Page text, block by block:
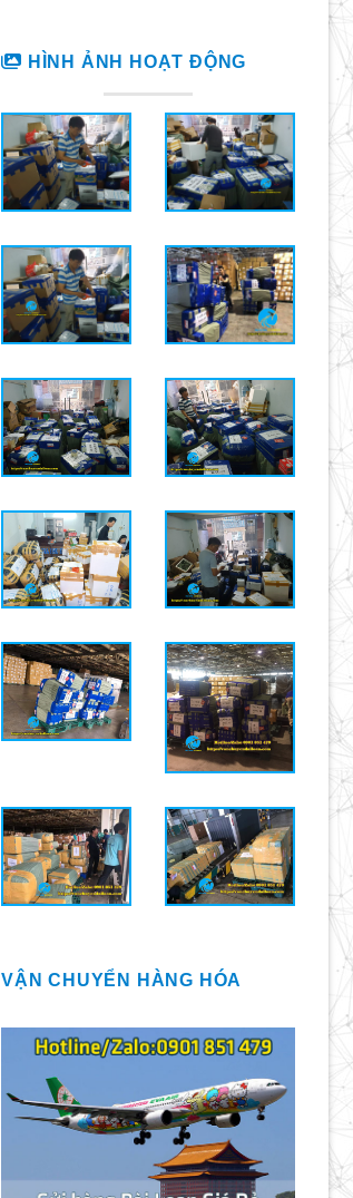
HÌNH ẢNH HOẠT ĐỘNG
VẬN CHUYỂN HÀNG HÓA